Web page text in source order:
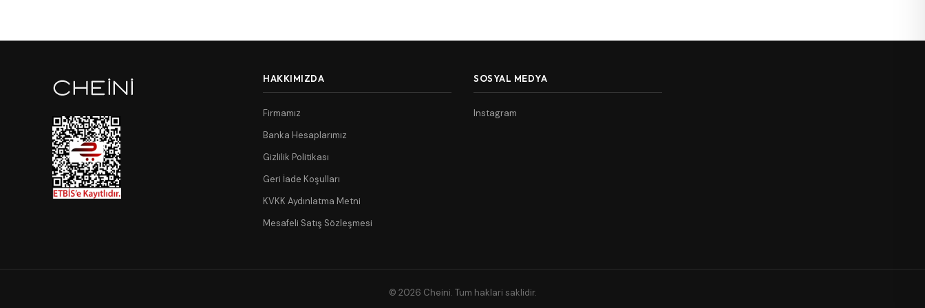
HAKKIMIZDA
Firmamız
Banka Hesaplarımız
Gizlilik Politikası
Geri İade Koşulları
KVKK Aydınlatma Metni
Mesafeli Satış Sözleşmesi
SOSYAL MEDYA
Instagram
© 2026 Cheini. Tum haklari saklidir.